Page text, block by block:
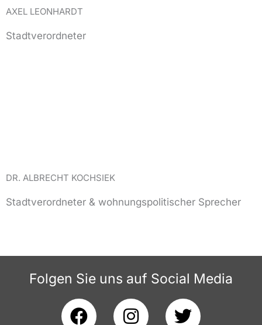
AXEL LEONHARDT
Stadtverordneter
DR. ALBRECHT KOCHSIEK
Stadtverordneter & wohnungspolitischer Sprecher
Folgen Sie uns auf Social Media
F
I
T